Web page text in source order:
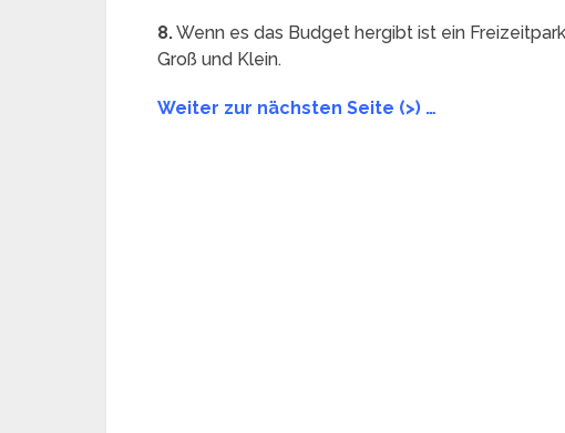
8.Wenn es das Budget hergibt ist ein
Groß und Klein.
Weiter zur nächsten Seite (>) …